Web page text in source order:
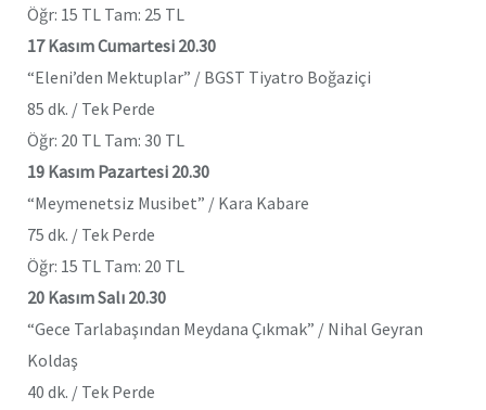
Öğr: 15 TL Tam: 25 TL
17 Kasım Cumartesi 20.30
“Eleni’den Mektuplar” / BGST Tiyatro Boğaziçi
85 dk. / Tek Perde
Öğr: 20 TL Tam: 30 TL
19 Kasım Pazartesi 20.30
“Meymenetsiz Musibet” / Kara Kabare
75 dk. / Tek Perde
Öğr: 15 TL Tam: 20 TL
20 Kasım Salı 20.30
“Gece Tarlabaşından Meydana Çıkmak” / Nihal Geyran
Koldaş
40 dk. / Tek Perde